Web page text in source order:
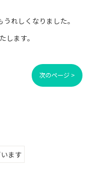
れしくなりました。
します。
次のページ >
ます